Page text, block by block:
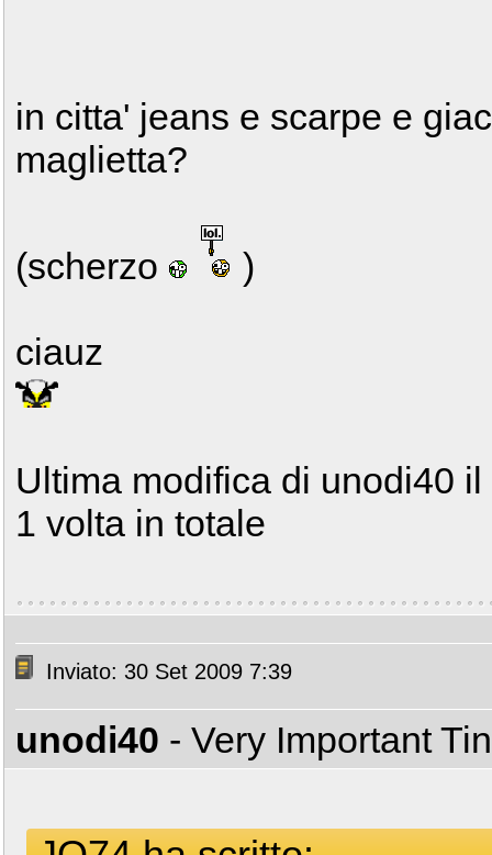
in citta' jeans e scarpe e
maglietta?
(scherzo )
ciauz
Ultima modifica di unodi40
1 volta in totale
Inviato: 30 Set 2009 7:39
unodi40 - Very Important